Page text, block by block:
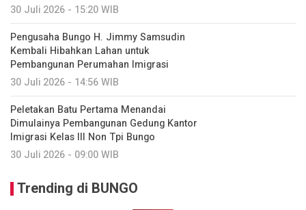
30 Juli 2026 - 15:20 WIB
Pengusaha Bungo H. Jimmy Samsudin
Kembali Hibahkan Lahan untuk
Pembangunan Perumahan Imigrasi
30 Juli 2026 - 14:56 WIB
Peletakan Batu Pertama Menandai
Dimulainya Pembangunan Gedung Kantor
Imigrasi Kelas III Non Tpi Bungo
30 Juli 2026 - 09:00 WIB
Trending di BUNGO